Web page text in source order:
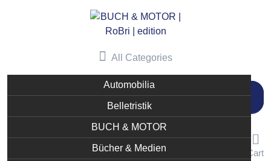
All Categories
Automobilia
Belletristik
BUCH & MOTOR
Bücher & Medien
Suchen
nach:
Like Cart